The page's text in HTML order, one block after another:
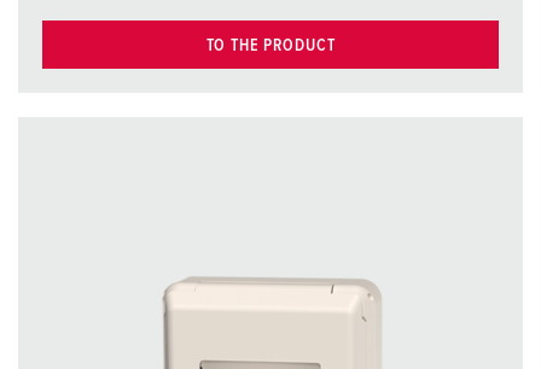
TO THE PRODUCT